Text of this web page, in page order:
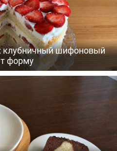
клубничный шифоновый
форму